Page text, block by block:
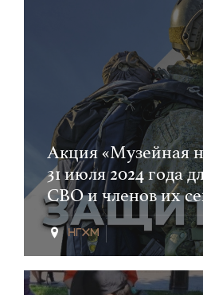
Акция «Музейная
31 июля 2024 года
СВО и членов их